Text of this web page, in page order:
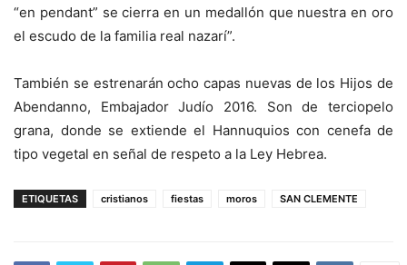
“en pendant” se cierra en un medallón que nuestra en oro
el escudo de la familia real nazarí”.
También se estrenarán ocho capas nuevas de los Hijos de
Abendanno, Embajador Judío 2016. Son de terciopelo
grana, donde se extiende el Hannuquios con cenefa de
tipo vegetal en señal de respeto a la Ley Hebrea.
ETIQUETAS cristianos fiestas moros SAN CLEMENTE